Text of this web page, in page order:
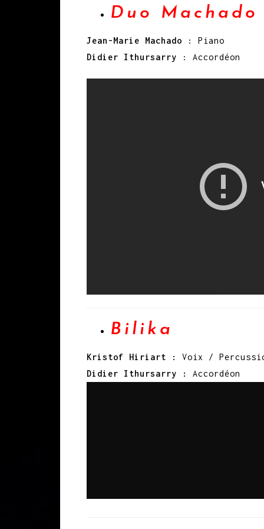
Duo
Jean-Marie Machado : Piano
Didier Ithursarry : Accordéon
Bilika
Kristof Hiriart : Voix /
Didier Ithursarry : Accordéon